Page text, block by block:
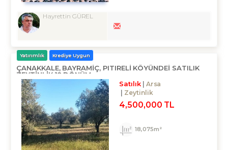
Hayrettin GÜREL
Yatırımlık Krediye Uygun
ÇANAKKALE, BAYRAMIÇ, PITIRELI KÖYÜNDEI SATILIK
ZEYTİNLİK 18.DÖNÜM
Satılık
Arsa
Zeytinlik
4,500,000 TL
18,075m²